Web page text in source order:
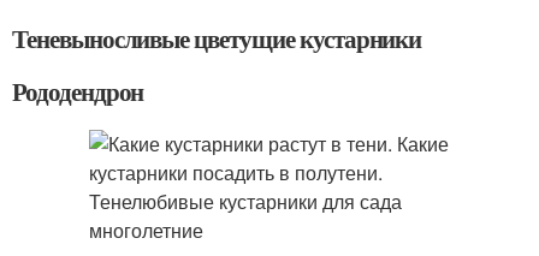
Теневыносливые цветущие кустарники
Рододендрон